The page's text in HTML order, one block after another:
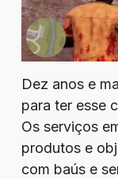
Dez anos e
para ter esse
Os serviços
produtos e
com baús e